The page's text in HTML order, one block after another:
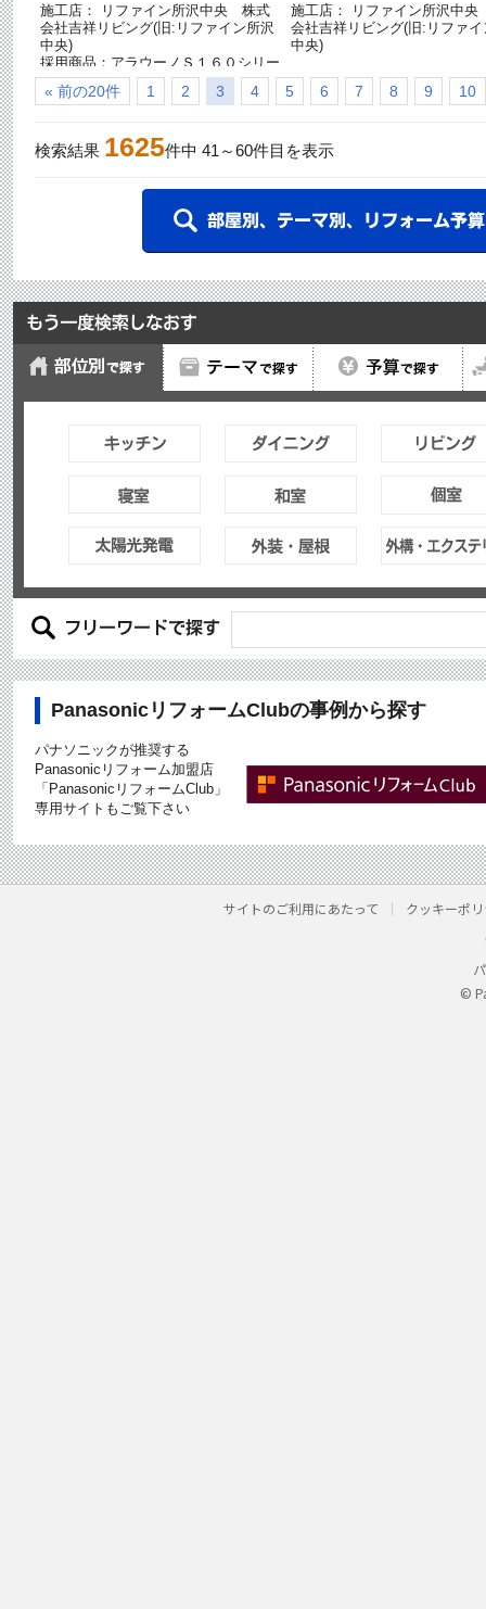
施工店： リファイン所沢中央 株式
会社吉祥リビング(旧:リファイン所沢
中央)
採用商品：アラウーノＳ１６０シリー
ズ
施工店： リファイン所沢中
会社吉祥リビング(旧:リファイ
中央)
« 前の20件 1 2 3 4 5 6 7 8 9 10
検索結果 1625件中 41 ～60件目を表示
PanasonicリフォームClubの事例から探す
パナソニックが推奨する
Panasonicリフォーム加盟店
「PanasonicリフォームClub」
専用サイトもご覧下さい
サイトのご利用にあたって クッキーポ
©